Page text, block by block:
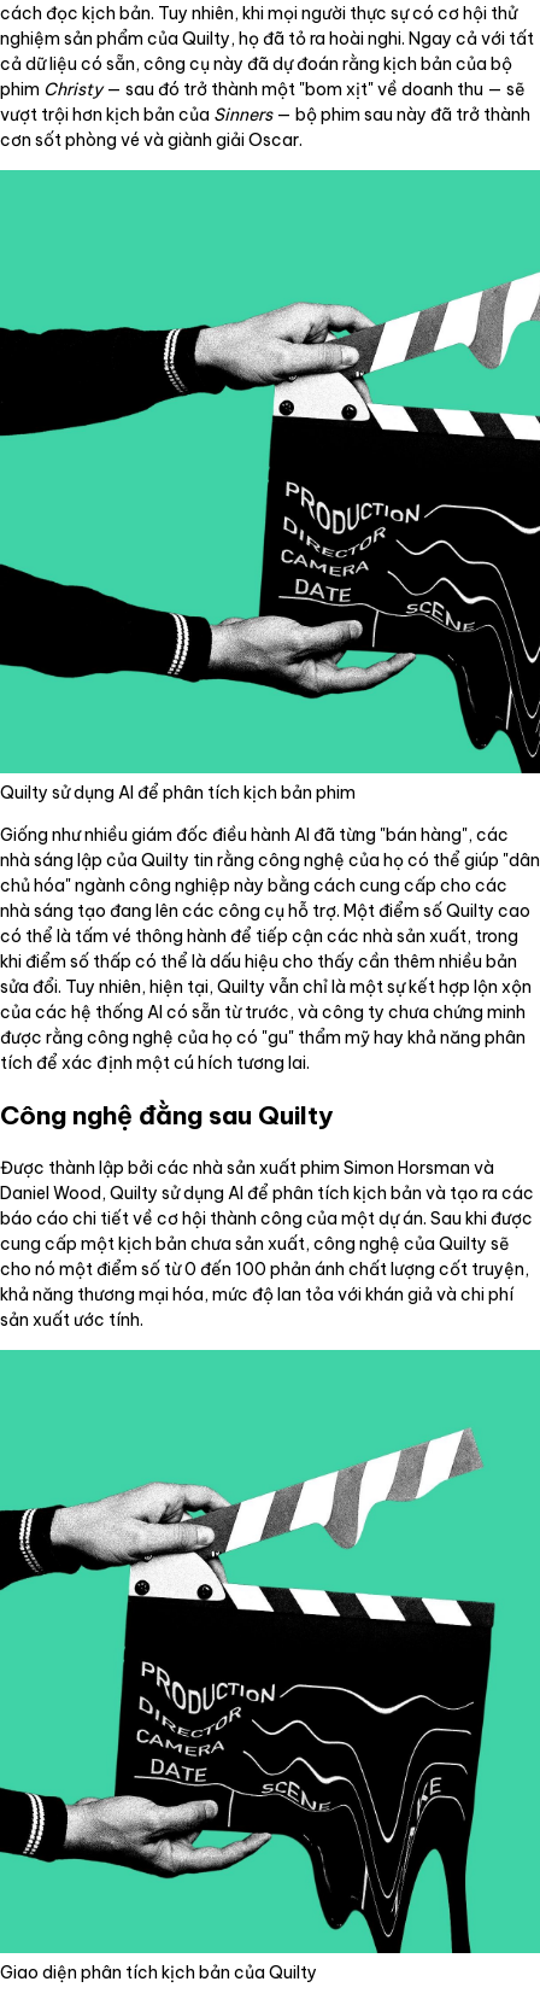
cách đọc kịch bản. Tuy nhiên, khi mọi người thực sự có cơ hội thử
nghiệm sản phẩm của Quilty, họ đã tỏ ra hoài nghi. Ngay cả với tất
cả dữ liệu có sẵn, công cụ này đã dự đoán rằng kịch bản của bộ
phim Christy— sau đó trở thành một "bom xịt" về doanh thu — sẽ
vượt trội hơn kịch bản của Sinners— bộ phim sau này đã trở thành
cơn sốt phòng vé và giành giải Oscar.
Quilty sử dụng AI để phân tích kịch bản phim
Giống như nhiều giám đốc điều hành AI đã từng "bán hàng", các
nhà sáng lập của Quilty tin rằng công nghệ của họ có thể giúp "dân
chủ hóa" ngành công nghiệp này bằng cách cung cấp cho các
nhà sáng tạo đang lên các công cụ hỗ trợ. Một điểm số Quilty cao
có thể là tấm vé thông hành để tiếp cận các nhà sản xuất, trong
khi điểm số thấp có thể là dấu hiệu cho thấy cần thêm nhiều bản
sửa đổi. Tuy nhiên, hiện tại, Quilty vẫn chỉ là một sự kết hợp lộn xộn
của các hệ thống AI có sẵn từ trước, và công ty chưa chứng minh
được rằng công nghệ của họ có "gu" thẩm mỹ hay khả năng phân
tích để xác định một cú hích tương lai.
Công nghệ đằng sau Quilty
Được thành lập bởi các nhà sản xuất phim Simon Horsman và
Daniel Wood, Quilty sử dụng AI để phân tích kịch bản và tạo ra các
báo cáo chi tiết về cơ hội thành công của một dự án. Sau khi được
cung cấp một kịch bản chưa sản xuất, công nghệ của Quilty sẽ
cho nó một điểm số từ 0 đến 100 phản ánh chất lượng cốt truyện,
khả năng thương mại hóa, mức độ lan tỏa với khán giả và chi phí
sản xuất ước tính.
Giao diện phân tích kịch bản của Quilty